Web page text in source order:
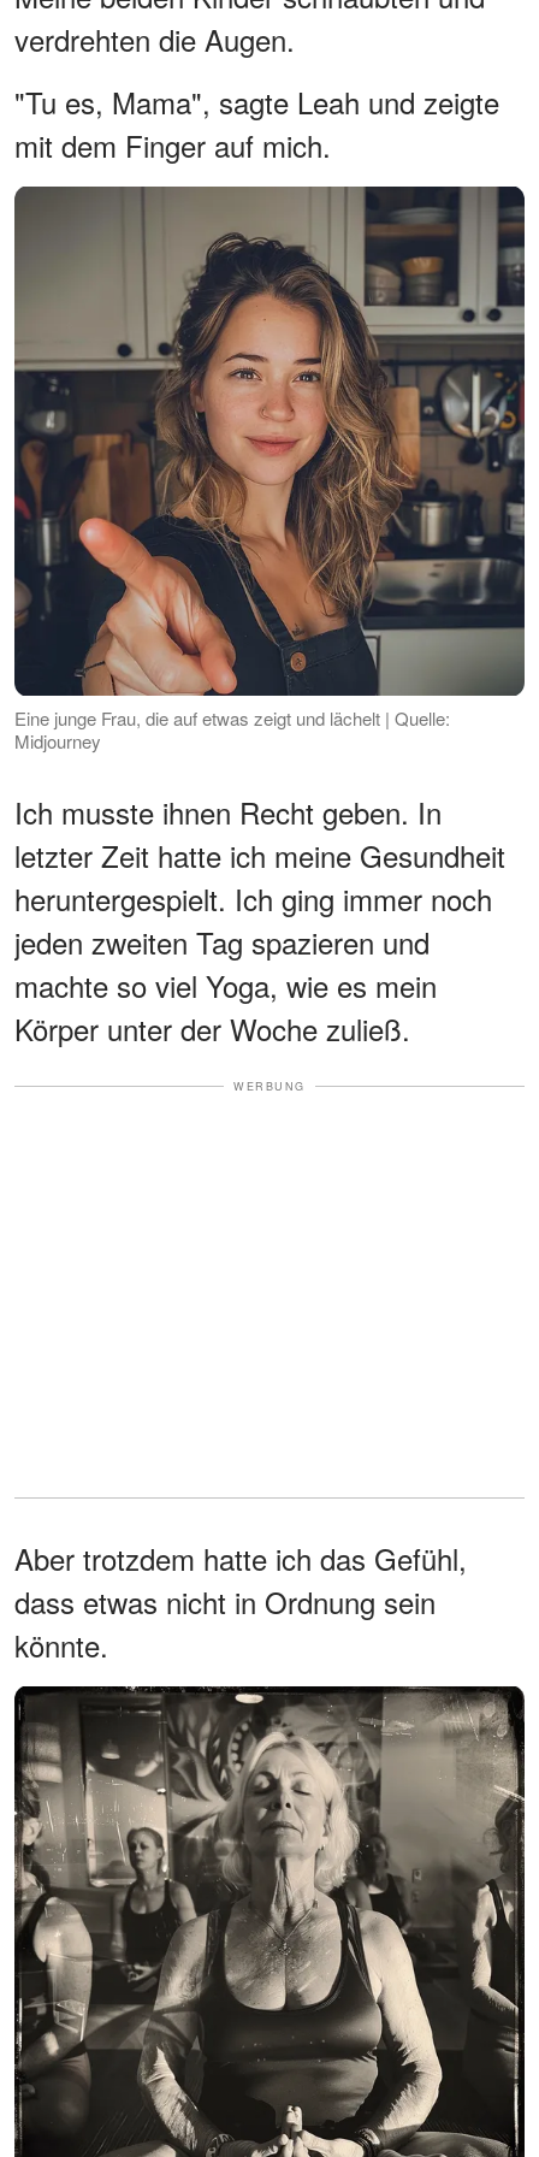
verdrehten die Augen.
"Tu es, Mama", sagte Leah und zeigte
mit dem Finger auf mich.
Eine junge Frau, die auf etwas zeigt und lächelt | Quelle:
Midjourney
Ich musste ihnen Recht geben. In
letzter Zeit hatte ich meine Gesundheit
heruntergespielt. Ich ging immer noch
jeden zweiten Tag spazieren und
machte so viel Yoga, wie es mein
Körper unter der Woche zuließ.
WERBUNG
Aber trotzdem hatte ich das Gefühl,
dass etwas nicht in Ordnung sein
könnte.